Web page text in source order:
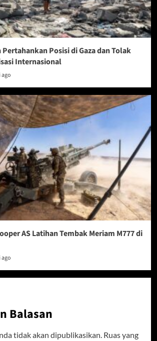
Posisi di Gaza dan Tolak
Internasional
ago
AS Latihan Tembak Meriam M777 di
ago
Balasan
tidak akan dipublikasikan. Ruas yang